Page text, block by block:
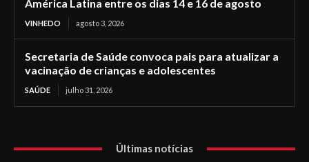
América Latina entre os dias 14 e 16 de agosto
VINHEDO agosto 3, 2026
Secretaria de Saúde convoca pais para atualizar a
vacinação de crianças e adolescentes
SAÚDE julho 31, 2026
Últimas notícias